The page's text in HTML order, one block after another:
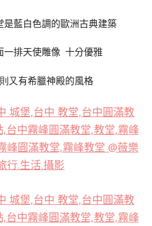
藍白色調的歐洲古典建築
一排天使雕像 十分優雅
則又 有希臘神殿的風格